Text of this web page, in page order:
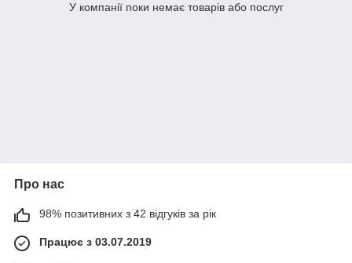
У компанії поки немає товарів або послуг
Про нас
98% позитивних з 42 відгуків за рік
Працює з 03.07.2019